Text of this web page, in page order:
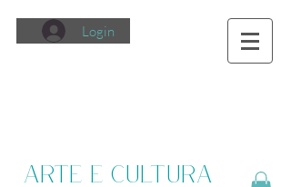
Arte e Cultura
Login